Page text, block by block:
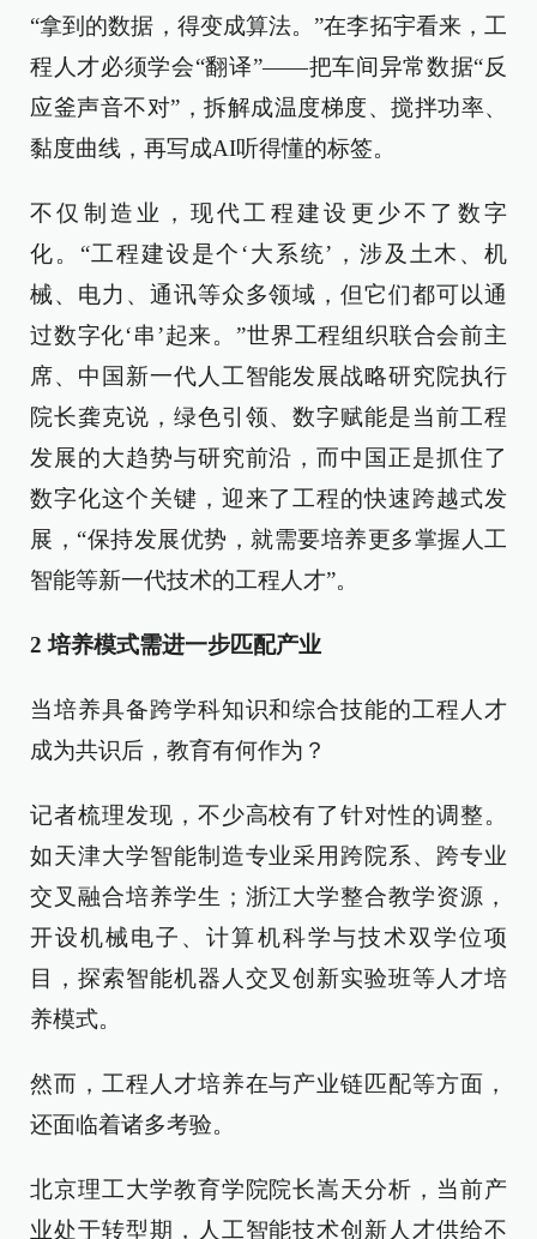
“拿到的数据，得变成算法。”在李拓宇看来，工
程人才必须学会“翻译”——把车间异常数据“反
应釜声音不对”，拆解成温度梯度、搅拌功率、
黏度曲线，再写成AI听得懂的标签。
不仅制造业，现代工程建设更少不了数字
化。“工程建设是个‘大系统’，涉及土木、机
械、电力、通讯等众多领域，但它们都可以通
过数字化‘串’起来。”世界工程组织联合会前主
席、中国新一代人工智能发展战略研究院执行
院长龚克说，绿色引领、数字赋能是当前工程
发展的大趋势与研究前沿，而中国正是抓住了
数字化这个关键，迎来了工程的快速跨越式发
展，“保持发展优势，就需要培养更多掌握人工
智能等新一代技术的工程人才”。
2 培养模式需进一步匹配产业
当培养具备跨学科知识和综合技能的工程人才
成为共识后，教育有何作为？
记者梳理发现，不少高校有了针对性的调整。
如天津大学智能制造专业采用跨院系、跨专业
交叉融合培养学生；浙江大学整合教学资源，
开设机械电子、计算机科学与技术双学位项
目，探索智能机器人交叉创新实验班等人才培
养模式。
然而，工程人才培养在与产业链匹配等方面，
还面临着诸多考验。
北京理工大学教育学院院长嵩天分析，当前产
业处于转型期，人工智能技术创新人才供给不